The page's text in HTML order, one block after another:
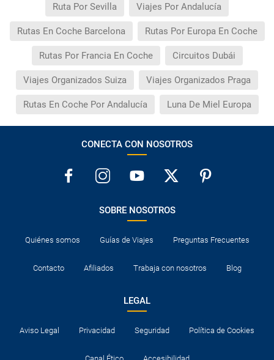
Ruta Por Sevilla Viajes Por Andalucía
Rutas En Coche Barcelona Rutas Por Europa En Coche
Rutas Por Francia En Coche Circuitos Dubái
Viajes Organizados Suiza Viajes Organizados Praga
Rutas En Coche Por Andalucía Luna De Miel Europa
CONECTA CON NOSOTROS
SOBRE NOSOTROS
Quiénes somos Guías de Viajes Preguntas Frecuentes
Contacto Afiliados Trabaja con nosotros Blog
LEGAL
Aviso Legal Privacidad Seguridad Política de Cookies